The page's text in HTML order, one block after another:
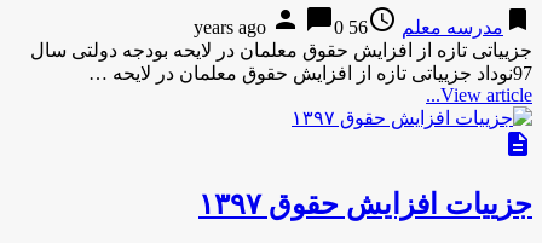
bookmark مدرسه معلم access_time
56 years ago
person chat_bubble0
جزییاتی تازه از افزایش حقوق معلمان در لایحه بودجه دولتی سال
97نوداد جزییاتی تازه از افزایش حقوق معلمان در لایحه …
View article...
description
جزییات افزایش حقوق ۱۳۹۷